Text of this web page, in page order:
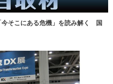
今そこにある危機」を読み解く 国